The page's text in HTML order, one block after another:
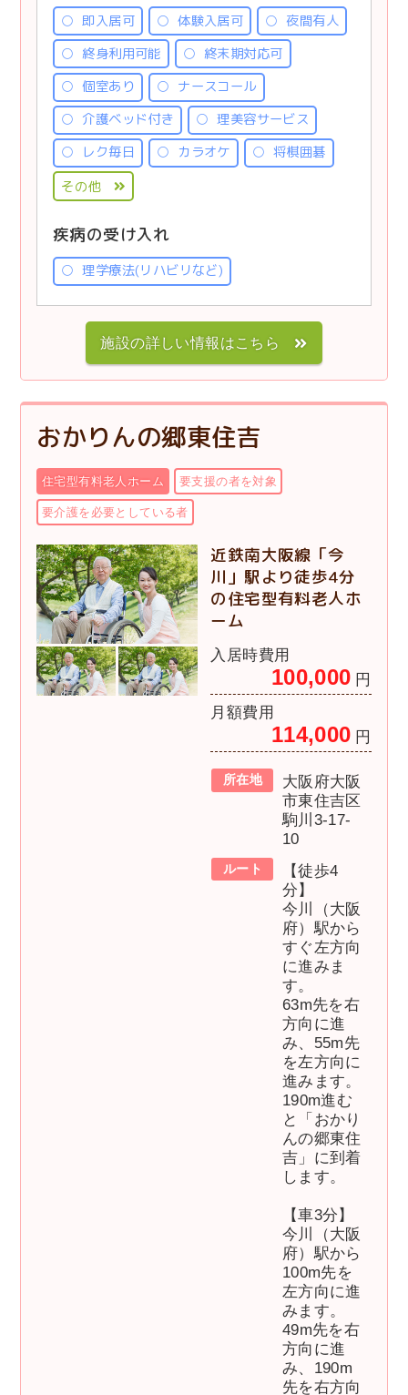
即入居可 体験入居可
夜間有人
終身利用可能
終末期対応可
個室あり
ナースコール
介護ベッド付き
理美容サービス
レク毎日
カラオケ
将棋囲碁
その他
疾病の受け入れ
理学療法(リハビリなど)
施設の詳しい情報はこちら
おかりんの郷東住吉
住宅型有料老人ホーム 要支援の者を対象
要介護を必要としている者
近鉄南大阪線「今
川」駅より徒歩4分
の住宅型有料老人ホ
ーム
入居時費用
100,000 円
月額費用
114,000 円
所在地
大阪府大阪
市東住吉区
駒川3-17-
10
ルート
【徒歩4
分】
今川（大阪
府）駅から
すぐ左方向
に進みま
す。
63m先を右
方向に進
み、55m先
を左方向に
進みます。
190m進む
と「おかり
んの郷東住
吉」に到着
します。
【車3分】
今川（大阪
府）駅から
100m先を
左方向に進
みます。
49m先を右
方向に進
み、190m
先を右方向